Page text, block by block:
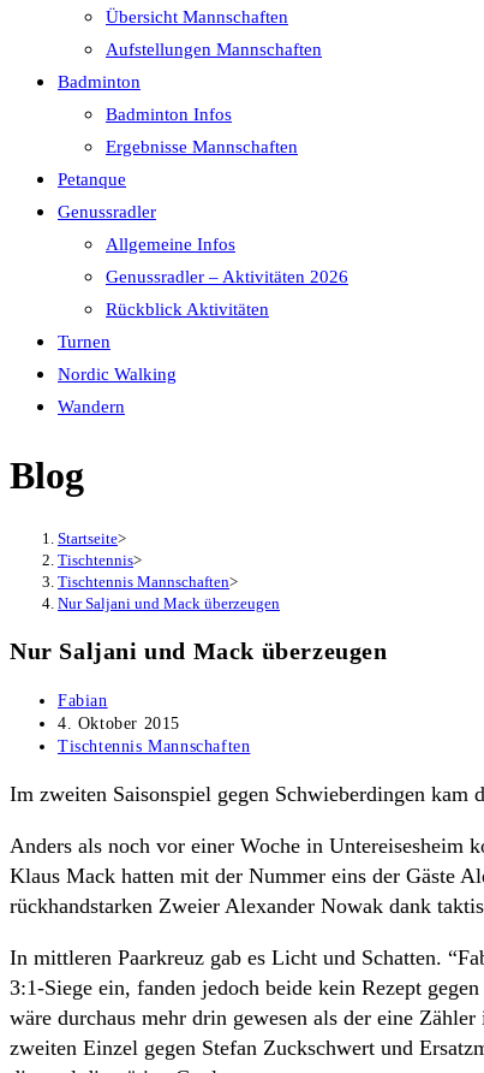
Übersicht Mannschaften
Aufstellungen Mannschaften
Badminton
Badminton Infos
Ergebnisse Mannschaften
Petanque
Genussradler
Allgemeine Infos
Genussradler – Aktivitäten 2026
Rückblick Aktivitäten
Turnen
Nordic Walking
Wandern
Blog
Startseite>
Tischtennis>
Tischtennis Mannschaften>
Nur Saljani und Mack überzeugen
Nur Saljani und Mack überzeugen
Beitrags-
Autor:
Fabian
Beitrag
veröffentlicht:
4. Oktober 2015
Beitrags-
Tischtennis Mannschaften
Im zweiten Saisonspiel gegen Schwieberdingen
Anders als noch vor einer Woche in Untereisesheim
Klaus Mack hatten mit der Nummer eins der Gäste
rückhandstarken Zweier Alexander Nowak dank
In mittleren Paarkreuz gab es Licht und Schatten.
3:1-Siege ein, fanden jedoch beide kein Rezept
wäre durchaus mehr drin gewesen als der eine
zweiten Einzel gegen Stefan Zuckschwert und